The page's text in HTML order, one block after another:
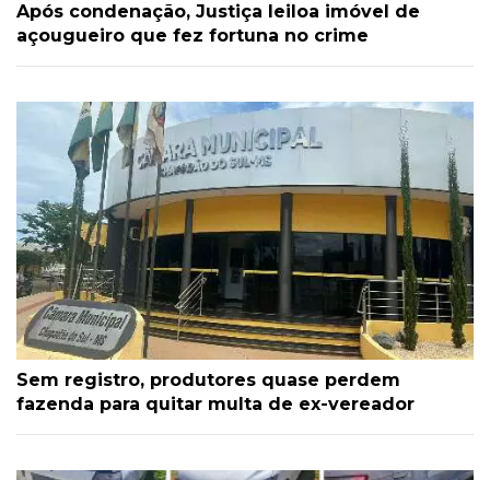
Após condenação, Justiça leiloa imóvel de
açougueiro que fez fortuna no crime
Sem registro, produtores quase perdem
fazenda para quitar multa de ex-vereador